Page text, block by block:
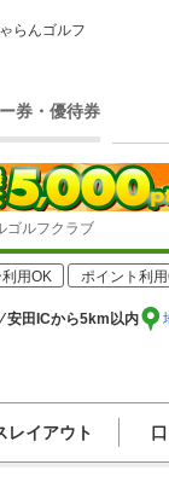
らんゴルフ
券・優待券
ゴルフクラブ
用OK ポイント利
安田ICから5km以内
レイアウト